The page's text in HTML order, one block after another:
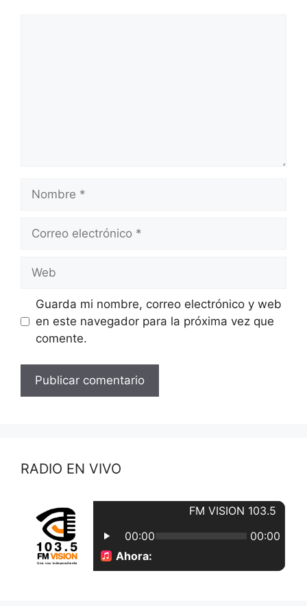
electrónico
Guarda mi nombre, correo electrónico y web
en este navegador para la próxima vez que
comente.
RADIO EN VIVO